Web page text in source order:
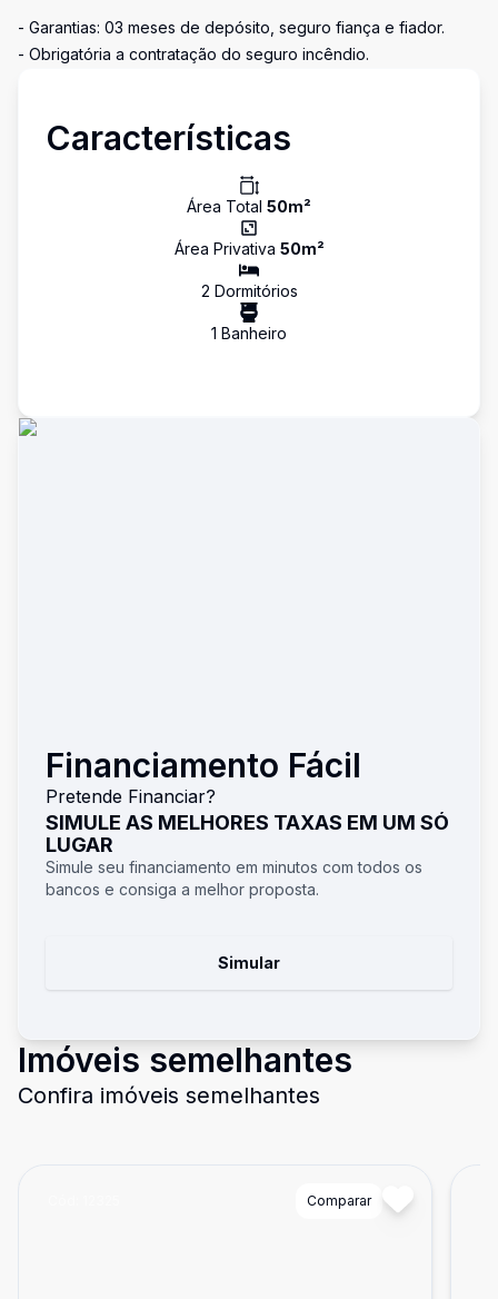
- Garantias: 03 meses de depósito, seguro fiança e fiador.
- Obrigatória a contratação do seguro incêndio.
Características
Área Total 50m²
Área Privativa 50m²
2 Dormitórios
1 Banheiro
Financiamento Fácil
Pretende Financiar?
SIMULE AS MELHORES TAXAS EM UM SÓ
LUGAR
Simule seu financiamento em minutos com todos os
bancos e consiga a melhor proposta.
Simular
Imóveis semelhantes
Confira imóveis semelhantes
Comparar